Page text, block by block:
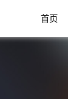
首页